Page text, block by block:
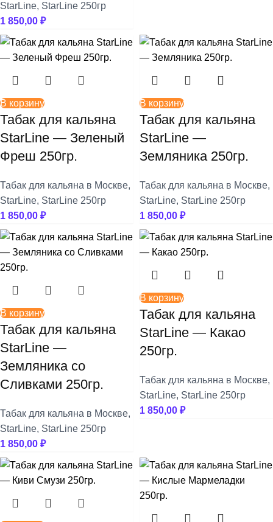
StarLine, StarLine 250гр
1 850,00 ₽
В корзину
Табак для кальяна
StarLine — Зеленый
Фреш 250гр.
Табак для кальяна в Москве,
StarLine, StarLine 250гр
1 850,00 ₽
В корзину
Табак для кальяна
StarLine —
Земляника 250гр.
Табак для кальяна в Москве,
StarLine, StarLine 250гр
1 850,00 ₽
В корзину
Табак для кальяна
StarLine —
Земляника со
Сливками 250гр.
Табак для кальяна в Москве,
StarLine, StarLine 250гр
1 850,00 ₽
В корзину
Табак для кальяна
StarLine — Какао
250гр.
Табак для кальяна в Москве,
StarLine, StarLine 250гр
1 850,00 ₽